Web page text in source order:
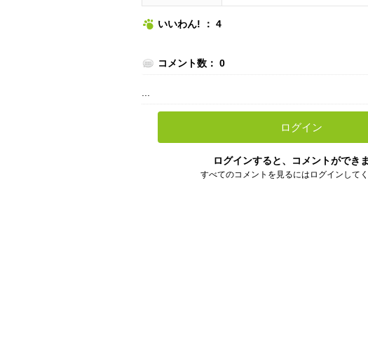
いいわん! ： 4
コメント数： 0
...
ログイン
ログインすると、コメントができま
すべてのコメントを見るにはログインしてく